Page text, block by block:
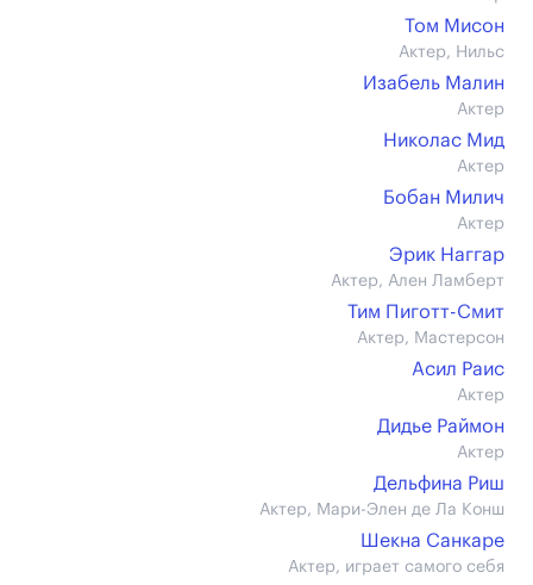
Том Мисон
Актер, Нильс
Изабель Малин
Актер
Николас Мид
Актер
Бобан Милич
Актер
Эрик Наггар
Актер, Ален Ламберт
Тим Пиготт-Смит
Актер, Мастерсон
Асил Раис
Актер
Дидье Раймон
Актер
Дельфина Риш
Актер, Мари-Элен де Ла Конш
Шекна Санкаре
Актер, играет самого себя